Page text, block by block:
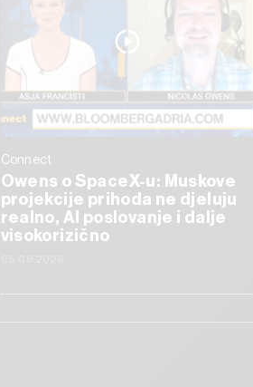
Connect
Owens o SpaceX-u: Muskove
projekcije prihoda ne djeluju
realno, AI poslovanje i dalje
visokorizično